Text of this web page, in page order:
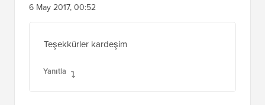
6 May 2017, 00:52
Teşekkürler kardeşim
Yanıtla